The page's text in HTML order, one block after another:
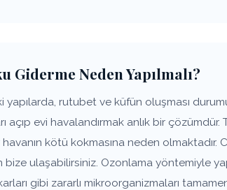
Giderme Neden Yapılmalı?
yapılarda, rutubet ve küfün oluşması
açıp evi havalandırmak anlık bir
kötü kokmasına neden
ulaşabilirsiniz. Ozonlama yöntemiyle
gibi zararlı mikroorganizmaları